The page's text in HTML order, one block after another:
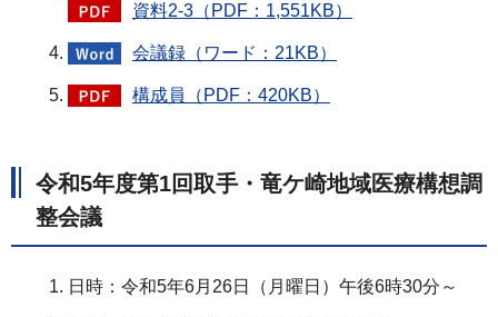
資料2-3（PDF：1,551KB）
会議録（ワード：21KB）
構成員（PDF：420KB）
令和5年度第1回取手・竜ケ崎地域医療構想調
整会議
日時：令和5年6月26日（月曜日）午後6時30分～